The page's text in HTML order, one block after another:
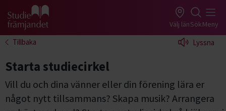
Gå till studiefrämjandets startsida Välj länSökMeny
Tillbaka Lyssna
Starta studiecirkel
Vill du och dina vänner eller din förening lära er
något nytt tillsammans? Skapa musik? Arrangera